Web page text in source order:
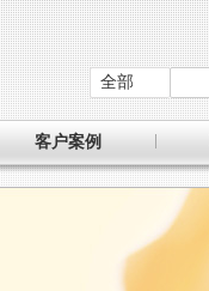
全部
客户案例